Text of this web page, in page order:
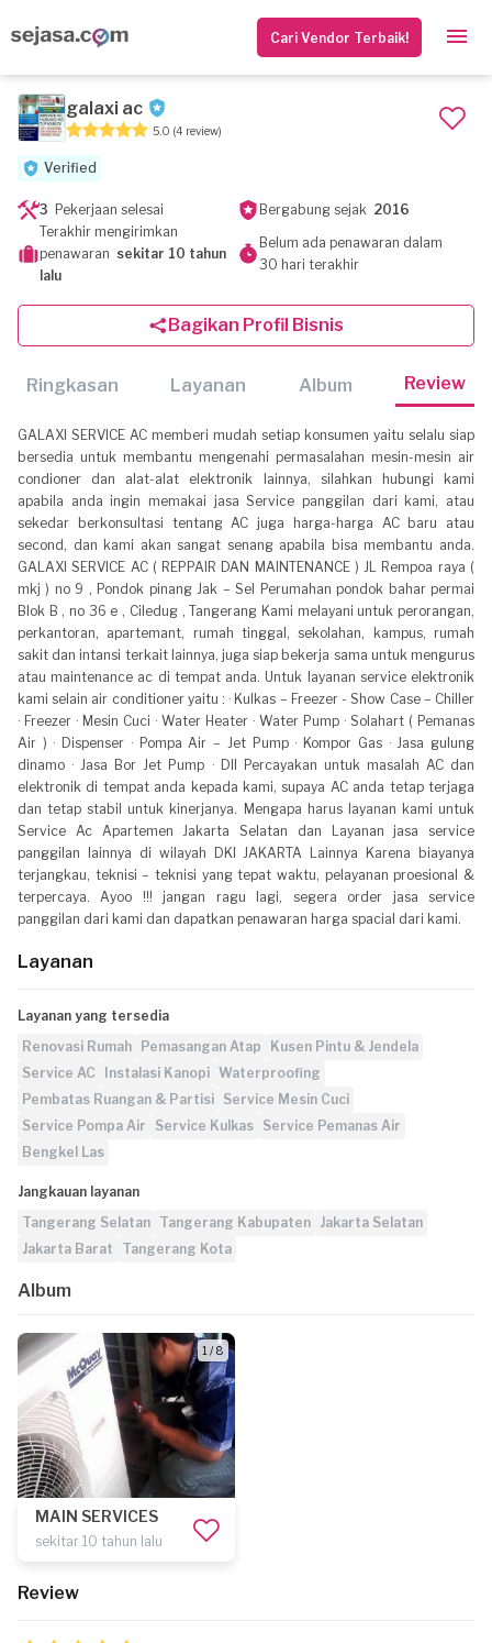
Cari Vendor Terbaik!
galaxi ac
5.0 (4 review)
Verified
3 Pekerjaan selesai Bergabung sejak 2016
Terakhir mengirimkan
penawaran sekitar 10 tahun
lalu
Belum ada penawaran dalam
30 hari terakhir
Bagikan Profil Bisnis
Ringkasan Layanan Album Review
GALAXI SERVICE AC memberi mudah setiap konsumen yaitu selalu siap
bersedia untuk membantu mengenahi permasalahan mesin-mesin air
condioner dan alat-alat elektronik lainnya, silahkan hubungi kami
apabila anda ingin memakai jasa Service panggilan dari kami, atau
sekedar berkonsultasi tentang AC juga harga-harga AC baru atau
second, dan kami akan sangat senang apabila bisa membantu anda.
GALAXI SERVICE AC ( REPPAIR DAN MAINTENANCE ) JL Rempoa raya (
mkj ) no 9 , Pondok pinang Jak – Sel Perumahan pondok bahar permai
Blok B , no 36 e , Ciledug , Tangerang Kami melayani untuk perorangan,
perkantoran, apartemant, rumah tinggal, sekolahan, kampus, rumah
sakit dan intansi terkait lainnya, juga siap bekerja sama untuk mengurus
atau maintenance ac di tempat anda. Untuk layanan service elektronik
kami selain air conditioner yaitu : · Kulkas – Freezer - Show Case – Chiller
· Freezer · Mesin Cuci · Water Heater · Water Pump · Solahart ( Pemanas
Air ) · Dispenser · Pompa Air – Jet Pump · Kompor Gas · Jasa gulung
dinamo · Jasa Bor Jet Pump · Dll Percayakan untuk masalah AC dan
elektronik di tempat anda kepada kami, supaya AC anda tetap terjaga
dan tetap stabil untuk kinerjanya. Mengapa harus layanan kami untuk
Service Ac Apartemen Jakarta Selatan dan Layanan jasa service
panggilan lainnya di wilayah DKI JAKARTA Lainnya Karena biayanya
terjangkau, teknisi – teknisi yang tepat waktu, pelayanan proesional &
terpercaya. Ayoo !!! jangan ragu lagi, segera order jasa service
panggilan dari kami dan dapatkan penawaran harga spacial dari kami.
Layanan
Layanan yang tersedia
Renovasi Rumah
Pemasangan Atap
Kusen Pintu & Jendela
Service AC
Instalasi Kanopi Waterproofing
Pembatas Ruangan & Partisi Service Mesin Cuci
Service Pompa Air
Service Kulkas Service Pemanas Air
Bengkel Las
Jangkauan layanan
Tangerang Selatan Tangerang Kabupaten Jakarta Selatan
Jakarta Barat
Tangerang Kota
Album
1 / 8
MAIN SERVICES
sekitar 10 tahun lalu
Review